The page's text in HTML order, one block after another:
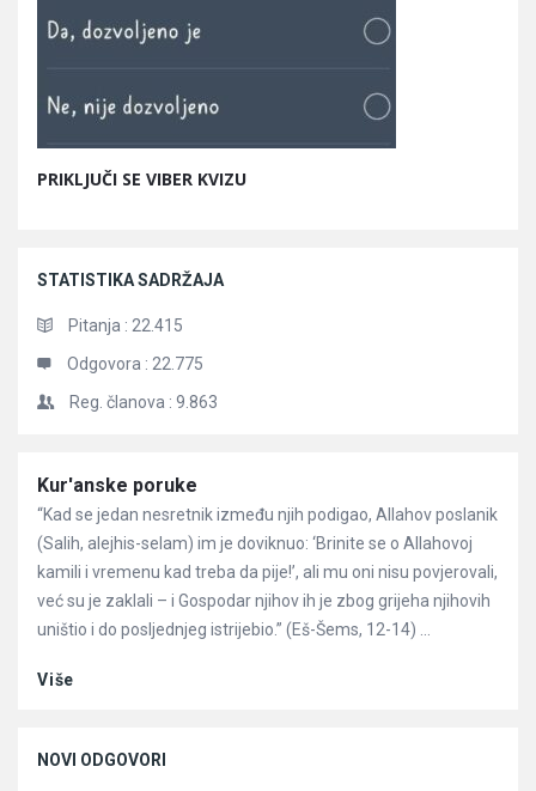
PRIKLJUČI SE VIBER KVIZU
STATISTIKA SADRŽAJA
Pitanja : 22.415
Odgovora : 22.775
Reg. članova : 9.863
Članci
Kur'anske poruke
“Kad se jedan nesretnik između njih podigao, Allahov poslanik
(Salih, alejhis-selam) im je doviknuo: ‘Brinite se o Allahovoj
kamili i vremenu kad treba da pije!’, ali mu oni nisu povjerovali,
već su je zaklali – i Gospodar njihov ih je zbog grijeha njihovih
uništio i do posljednjeg istrijebio.” (Eš-Šems, 12-14) ...
Više
NOVI ODGOVORI